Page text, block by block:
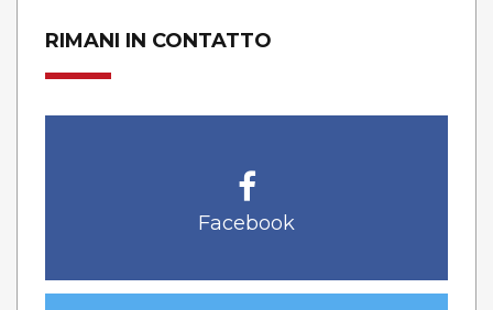
RIMANI IN CONTATTO
Facebook